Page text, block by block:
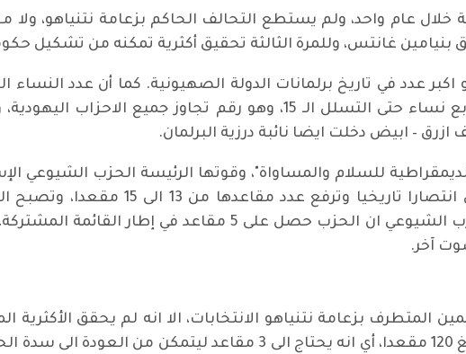
خلال عام واحد، ولم يستطع التحالف الحاكم بزعامة نتنياهو، ولا
غانتس، وللمرة الثالثة تحقيق أكثرية تمكنه من تشكيل
الجديد، سيكون هناك 17 نائبا عربيا، وهو اكبر عدد في تاريخ برلمانات الدولة الصهيونية. كما أن عدد
دخلن الكنيست حقق رقما قياسيا، فالقائمة المشتركة تضم أربع نساء حتى التسلل الـ 15، وهو رقم تجاوز
– ابيض دخلت ايضا نائبة درزية البرلمان.
للسلام والمساواة"، وقوتها الرئيسة الحزب الشيوعي
الى حزبين أحدهما قومي عربي، والآخر إسلامي معتدل، ان تحقق انتصارا
البرلمان. وقالت ريم حزان عضو لجنة العلاقات الأممية في الحزب الشيوعي ان الحزب حصل على 5
المتطرف بزعامة نتنياهو الانتخابات، الا انه لم يحقق
على 58 مقعدا من أصل مجموع مقاعد الكنيست (البرلمان) البالغ 120 مقعدا، أي انه يحتاج الى 3 مقاعد